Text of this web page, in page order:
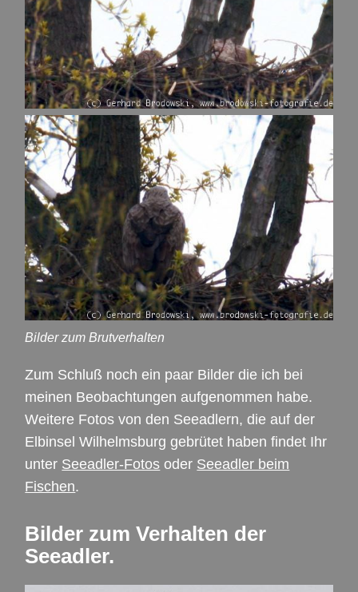
Bilder zum Brutverhalten
Zum Schluß noch ein paar Bilder die ich bei
meinen Beobachtungen aufgenommen habe.
Weitere Fotos von den Seeadlern, die auf der
Elbinsel Wilhelmsburg gebrütet haben findet Ihr
unter Seeadler-Fotos oder Seeadler beim
Fischen.
Bilder zum Verhalten der
Seeadler.